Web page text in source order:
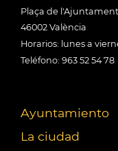
Plaça de l'Ajuntament
46002 València
Horarios: lunes a
Teléfono: 963 52 54 78
Ayuntamiento
La ciudad